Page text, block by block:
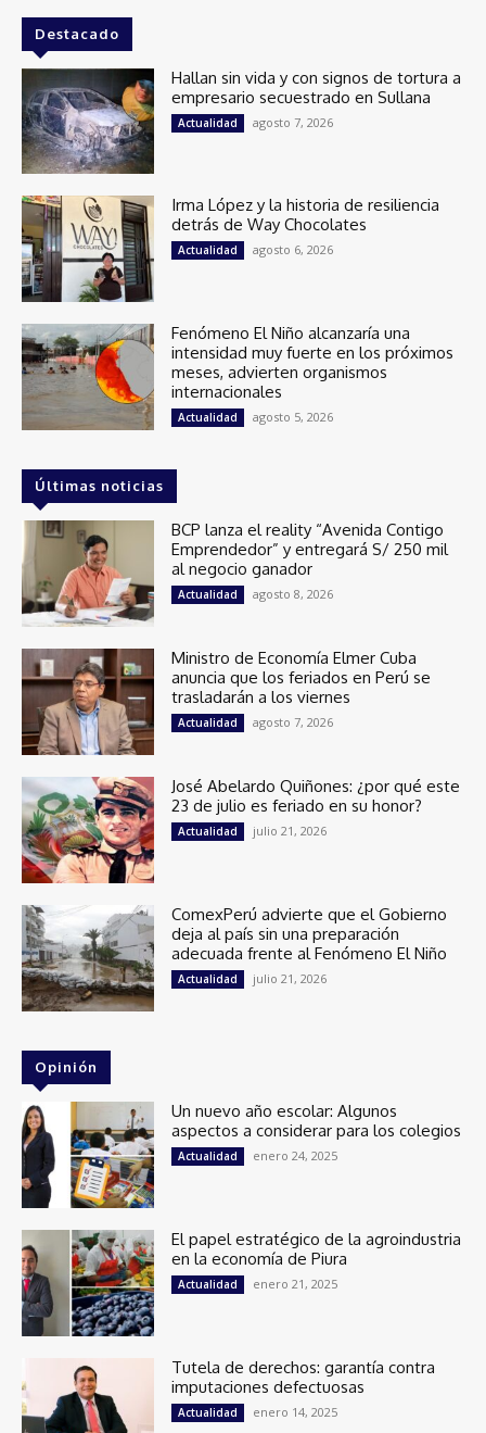
Destacado
Hallan sin vida y con signos de tortura a
empresario secuestrado en Sullana
Actualidad agosto 7, 2026
Irma López y la historia de resiliencia
detrás de Way Chocolates
Actualidad agosto 6, 2026
Fenómeno El Niño alcanzaría una
intensidad muy fuerte en los próximos
meses, advierten organismos
internacionales
Actualidad agosto 5, 2026
Últimas noticias
BCP lanza el reality “Avenida Contigo
Emprendedor” y entregará S/ 250 mil
al negocio ganador
Actualidad agosto 8, 2026
Ministro de Economía Elmer Cuba
anuncia que los feriados en Perú se
trasladarán a los viernes
Actualidad agosto 7, 2026
José Abelardo Quiñones: ¿por qué este
23 de julio es feriado en su honor?
Actualidad julio 21, 2026
ComexPerú advierte que el Gobierno
deja al país sin una preparación
adecuada frente al Fenómeno El Niño
Actualidad julio 21, 2026
Opinión
Un nuevo año escolar: Algunos
aspectos a considerar para los colegios
Actualidad enero 24, 2025
El papel estratégico de la agroindustria
en la economía de Piura
Actualidad enero 21, 2025
Tutela de derechos: garantía contra
imputaciones defectuosas
Actualidad enero 14, 2025